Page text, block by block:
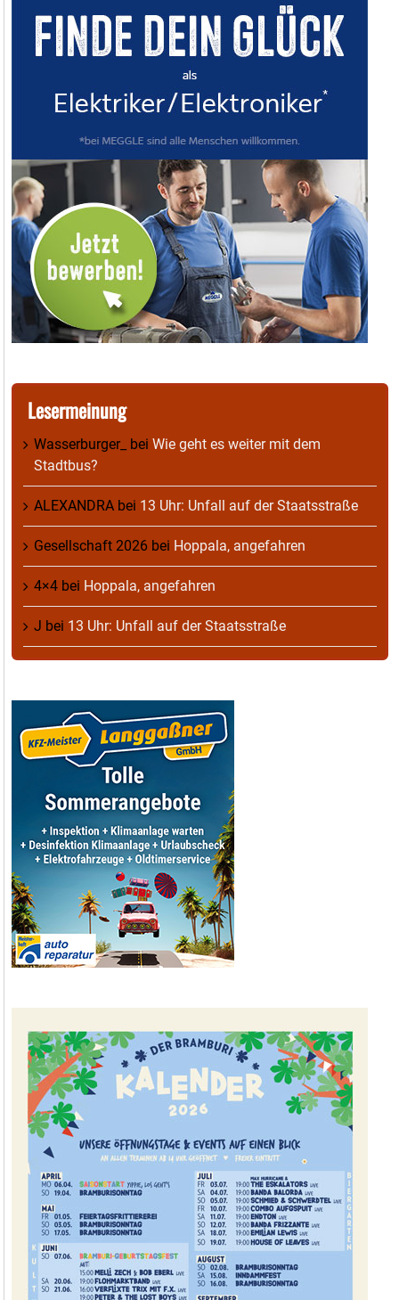
Lesermeinung
Wasserburger_ bei Wie geht es weiter mit dem
Stadtbus?
ALEXANDRA bei 13 Uhr: Unfall auf der Staatsstraße
Gesellschaft 2026 bei Hoppala, angefahren
4×4 bei Hoppala, angefahren
J bei 13 Uhr: Unfall auf der Staatsstraße